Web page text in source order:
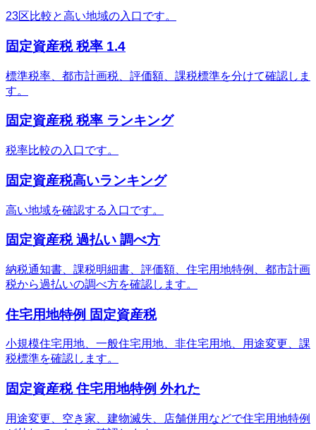
23区比較と高い地域の入口です。
固定資産税 税率 1.4
標準税率、都市計画税、評価額、課税標準を分けて確認しま
す。
固定資産税 税率 ランキング
税率比較の入口です。
固定資産税高いランキング
高い地域を確認する入口です。
固定資産税 過払い 調べ方
納税通知書、課税明細書、評価額、住宅用地特例、都市計画
税から過払いの調べ方を確認します。
住宅用地特例 固定資産税
小規模住宅用地、一般住宅用地、非住宅用地、用途変更、課
税標準を確認します。
固定資産税 住宅用地特例 外れた
用途変更、空き家、建物滅失、店舗併用などで住宅用地特例